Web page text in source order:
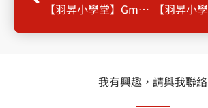
【羽昇小學堂】Gmail信件取消傳送功能
我有興趣，請與我聯絡